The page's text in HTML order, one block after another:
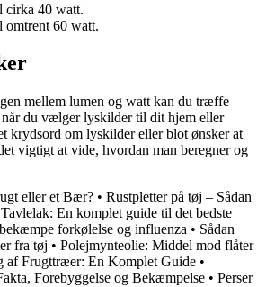
cirka 40 watt.
omtrent 60 watt.
mellem lumen og watt kan du træffe
når du vælger lyskilder til dit hjem eller
krydsord om lyskilder eller blot ønsker at
vigtigt at vide, hvordan man beregner og
eller et Bær? • Rustpletter på tøj – Sådan
Tavlelak: En komplet guide til det bedste
forkølelse og influenza • Sådan
fra tøj • Polejmynteolie: Middel mod flåter
af Frugttræer: En Komplet Guide •
Forebyggelse og Bekæmpelse • Perser